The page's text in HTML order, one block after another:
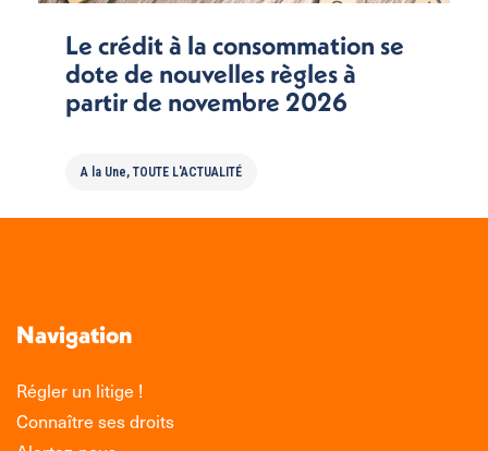
Le crédit à la consommation se
dote de nouvelles règles à
partir de novembre 2026
A la Une,TOUTE L'ACTUALITÉ
Navigation
Régler un litige !
Connaître ses droits